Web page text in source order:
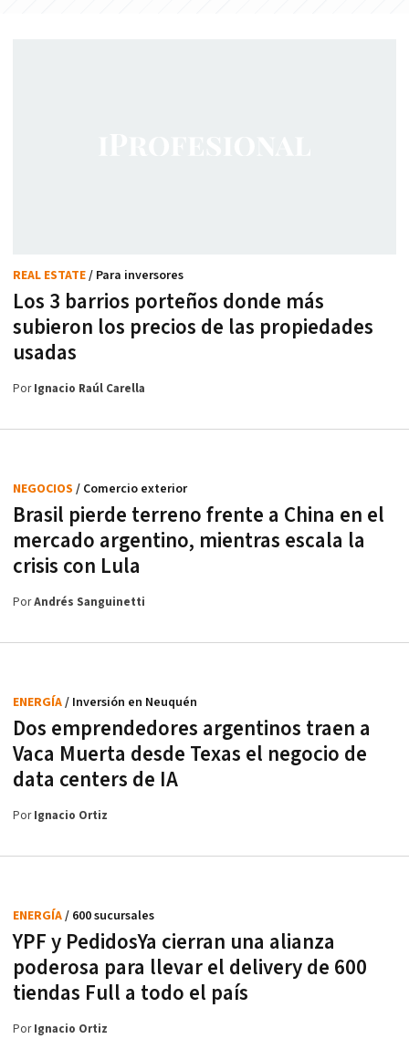
Los 3 barrios porteños donde más
subieron los precios de las propiedades
usadas
REAL ESTATE/ Para inversores
PorIgnacio Raúl Carella
Brasil pierde terreno frente a China en el
mercado argentino, mientras escala la
crisis con Lula
NEGOCIOS / Comercio exterior
PorAndrés Sanguinetti
Dos emprendedores argentinos traen a
Vaca Muerta desde Texas el negocio de
data centers de IA
ENERGÍA/ Inversión en Neuquén
PorIgnacio Ortiz
YPF y PedidosYa cierran una alianza
poderosa para llevar el delivery de 600
tiendas Full a todo el país
ENERGÍA/ 600 sucursales
PorIgnacio Ortiz